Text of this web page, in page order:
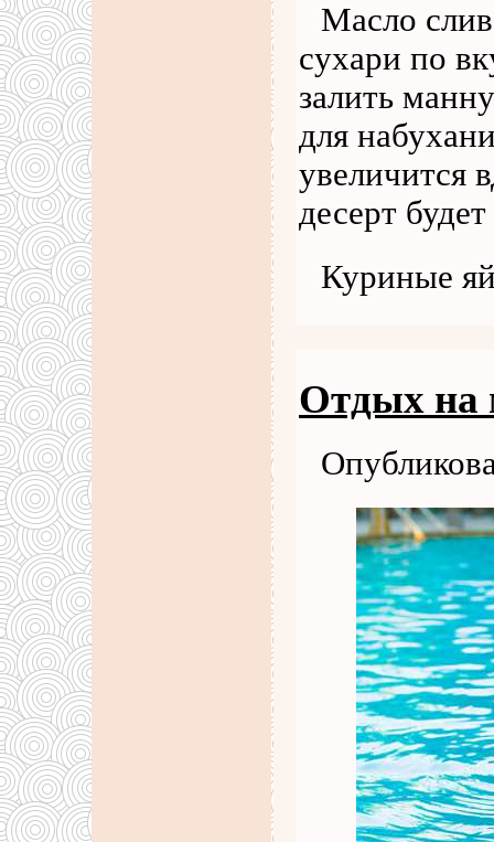
Масло
сухари по
залить
для
увеличится
десерт
Куриные
Отдых на